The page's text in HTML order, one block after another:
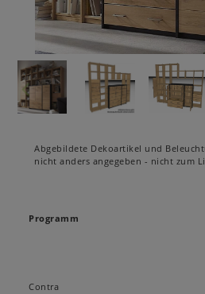
Abgebildete Dekoartikel und
nicht anders angegeben - nicht zum
Programm
Contra